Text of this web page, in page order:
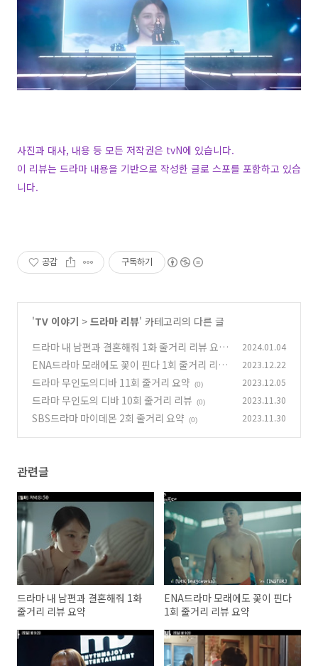
사진과 대사, 내용 등 모든 저작권은 tvN에 있습니다.
이 리뷰는 드라마 내용을 기반으로 작성한 글로 스포를 포함하고 있습
니다.
공감 구독하기
'TV 이야기 > 드라마 리뷰' 카테고리의 다른 글
드라마 내 남편과 결혼해줘 1화 줄거리 리뷰 요약
(0)
2024.01.04
ENA드라마 모래에도 꽃이 핀다 1회 줄거리 리뷰
요약 (0)
2023.12.22
드라마 무인도의디바 11회 줄거리 요약 (0) 2023.12.05
드라마 무인도의 디바 10회 줄거리 리뷰 (0) 2023.11.30
SBS드라마 마이데몬 2회 줄거리 요약 (0) 2023.11.30
관련글
드라마 내 남편과 결혼해줘 1화
줄거리 리뷰 요약
ENA드라마 모래에도 꽃이 핀다
1회 줄거리 리뷰 요약